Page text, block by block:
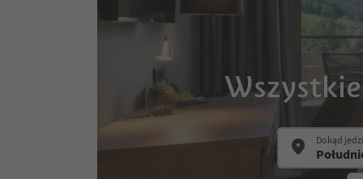
Dokąd